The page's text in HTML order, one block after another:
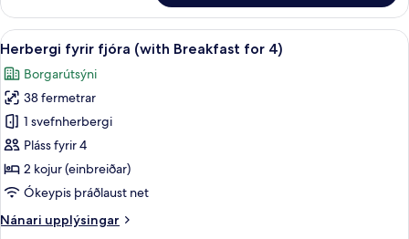
(with
Breakfast
for
Skoða
allar
myndir
fyrir
Herbergi
fyrir
fjóra
(with
Breakfast
for
11
Herbergi fyrir fjóra (with Breakfast for 4)
Borgarútsýni
38 fermetrar
1 svefnherbergi
Pláss fyrir 4
2 kojur (einbreiðar)
Ókeypis þráðlaust net
Nánari upplýsingar
Nánari